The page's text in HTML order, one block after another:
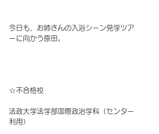
今日も、お姉さんの入浴シーン見学ツア
ーに向かう原田。
☆不合格校
法政大学法学部国際政治学科（センター
利用）